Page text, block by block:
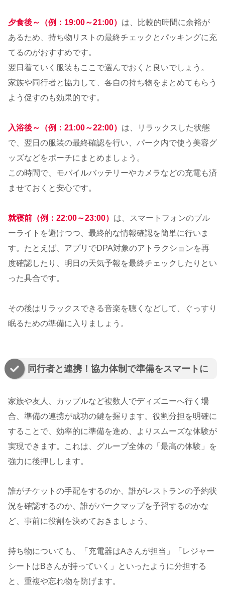
夕食後～（例：19:00～21:00） は、比較的時間に余裕が
あるため、持ち物リストの最終チェックとパッキングに充
てるのがおすすめです。
翌日着ていく服装もここで選んでおくと良いでしょう。
家族や同行者と協力して、各自の持ち物をまとめてもらう
よう促すのも効果的です。
入浴後～（例：21:00～22:00） は、リラックスした状態
で、翌日の服装の最終確認を行い、パーク内で使う美容グ
ッズなどをポーチにまとめましょう。
この時間で、モバイルバッテリーやカメラなどの充電も済
ませておくと安心です。
就寝前（例：22:00～23:00） は、スマートフォンのブル
ーライトを避けつつ、最終的な情報確認を簡単に行いま
す。たとえば、アプリでDPA対象のアトラクションを再
度確認したり、明日の天気予報を最終チェックしたりとい
った具合です。
その後はリラックスできる音楽を聴くなどして、ぐっすり
眠るための準備に入りましょう。
同行者と連携！協力体制で準備をスマートに
家族や友人、カップルなど複数人でディズニーへ行く場
合、準備の連携が成功の鍵を握ります。役割分担を明確に
することで、効率的に準備を進め、よりスムーズな体験が
実現できます。これは、グループ全体の「最高の体験」を
強力に後押しします。
誰がチケットの手配をするのか、誰がレストランの予約状
況を確認するのか、誰がパークマップを予習するのかな
ど、事前に役割を決めておきましょう。
持ち物についても、「充電器はAさんが担当」「レジャー
シートはBさんが持っていく」といったように分担する
と、重複や忘れ物を防げます。